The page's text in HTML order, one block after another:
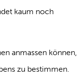
kaum noch
anmassen können,
zu bestimmen.